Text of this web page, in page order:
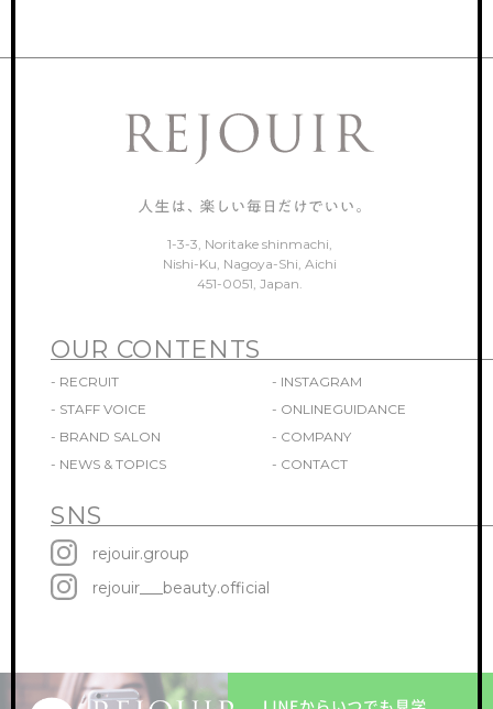
1-3-3, Noritake shinmachi,
Nishi-Ku, Nagoya-Shi, Aichi
451-0051, Japan.
OUR CONTENTS
- RECRUIT
- INSTAGRAM
- STAFF VOICE
- ONLINEGUIDANCE
- BRAND SALON
- COMPANY
- NEWS & TOPICS
- CONTACT
SNS
rejouir.group
rejouir___beauty.official